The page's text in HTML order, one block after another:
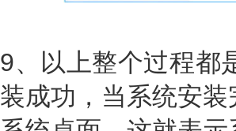
9、以上整个过程都
装成功，当系统安